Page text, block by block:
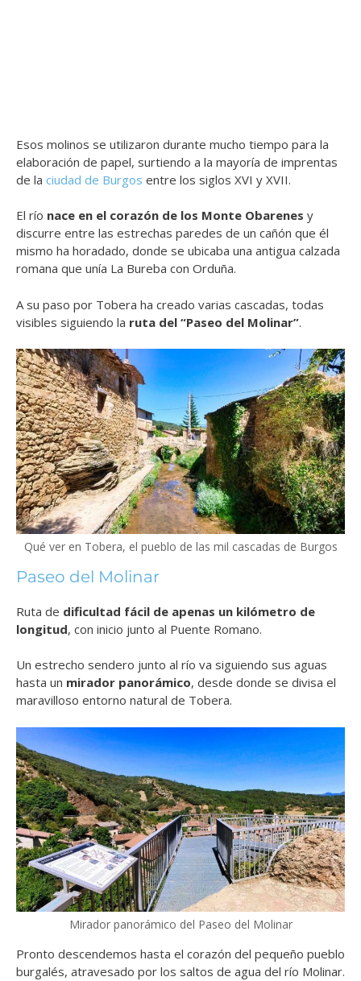
Esos molinos se utilizaron durante mucho tiempo para la
elaboración de papel, surtiendo a la mayoría de imprentas
de la ciudad de Burgos entre los siglos XVI y XVII.
El río nace en el corazón de los Monte Obarenes y
discurre entre las estrechas paredes de un cañón que él
mismo ha horadado, donde se ubicaba una antigua calzada
romana que unía La Bureba con Orduña.
A su paso por Tobera ha creado varias cascadas, todas
visibles siguiendo la ruta del “Paseo del Molinar”.
Qué ver en Tobera, el pueblo de las mil cascadas de Burgos
Paseo del Molinar
Ruta de dificultad fácil de apenas un kilómetro de
longitud, con inicio junto al Puente Romano.
Un estrecho sendero junto al río va siguiendo sus aguas
hasta un mirador panorámico, desde donde se divisa el
maravilloso entorno natural de Tobera.
Mirador panorámico del Paseo del Molinar
Pronto descendemos hasta el corazón del pequeño pueblo
burgalés, atravesado por los saltos de agua del río Molinar.